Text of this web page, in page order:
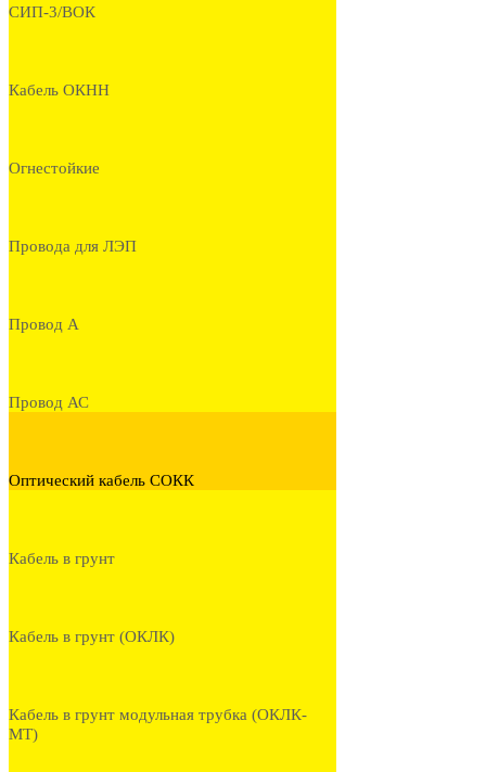
СИП-3/ВОК
Кабель ОКНН
Огнестойкие
Провода для ЛЭП
Провод А
Провод АС
Оптический кабель СОКК
Кабель в грунт
Кабель в грунт (ОКЛК)
Кабель в грунт модульная трубка (ОКЛК-
МТ)